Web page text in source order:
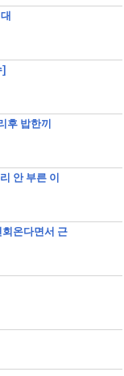
후 밥한끼
안 부른 이
온다면서 근